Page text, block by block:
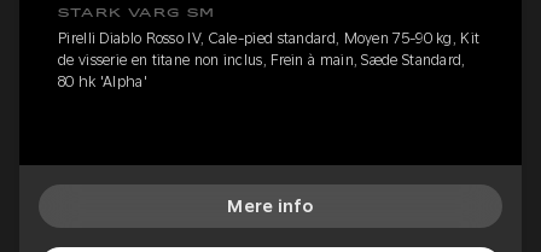
STARK VARG SM
Pirelli Diablo Rosso IV, Cale-pied standard, Moyen 75-90 kg, Kit
de visserie en titane non inclus, Frein à main, Sæde Standard,
80 hk 'Alpha'
Mere info